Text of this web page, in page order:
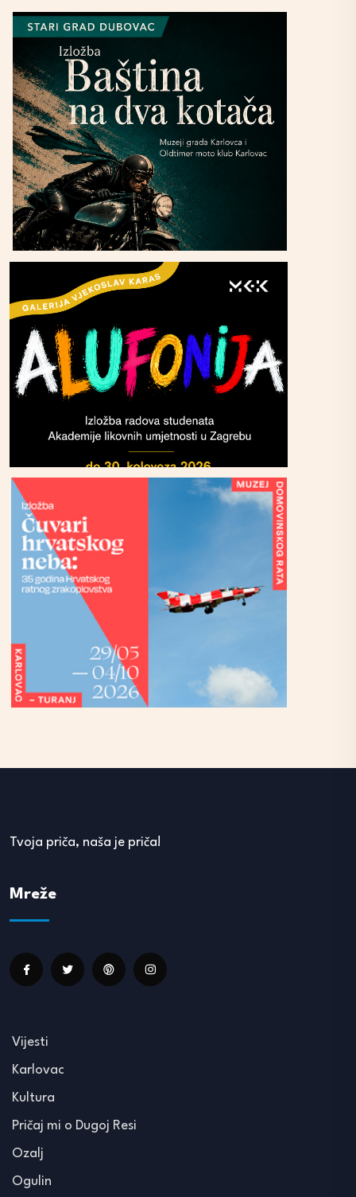
Tvoja priča, naša je priča!
Mreže
Vijesti
Karlovac
Kultura
Pričaj mi o Dugoj Resi
Ozalj
Ogulin